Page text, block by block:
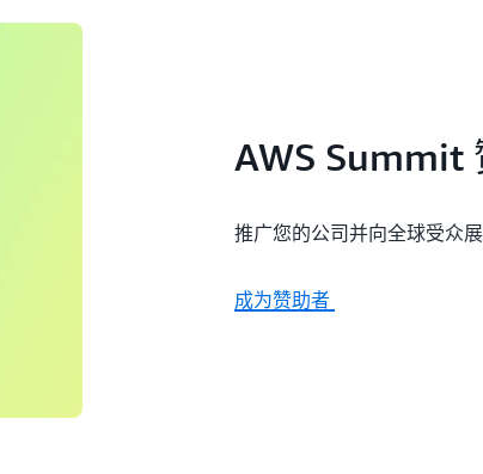
AWS Summit
推广您的公司并向全球受众展
成为赞助者